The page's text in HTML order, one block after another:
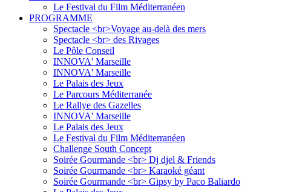
Le Festival du Film Méditerranéen
PROGRAMME
Spectacle <br>Voyage au-delà des mers
Spectacle <br> des Rivages
Le Pôle Conseil
INNOVA' Marseille
INNOVA' Marseille
Le Palais des Jeux
Le Parcours Méditerranée
Le Rallye des Gazelles
INNOVA' Marseille
Le Palais des Jeux
Le Festival du Film Méditerranéen
Challenge South Concept
Soirée Gourmande <br> Dj djel & Friends
Soirée Gourmande <br> Karaoké géant
Soirée Gourmande <br> Gipsy by Paco Baliardo